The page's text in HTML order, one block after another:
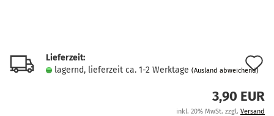
Lieferzeit:
lagernd, lieferzeit ca. 1-2 Werktage (Ausland abweichend)
3,90 EUR
inkl. 20% MwSt. zzgl. Versand